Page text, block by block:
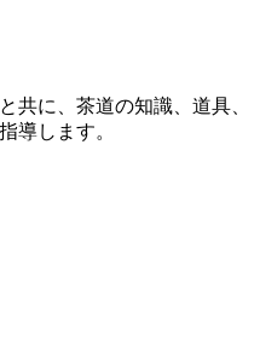
に、茶道の知識、道具、
導します。